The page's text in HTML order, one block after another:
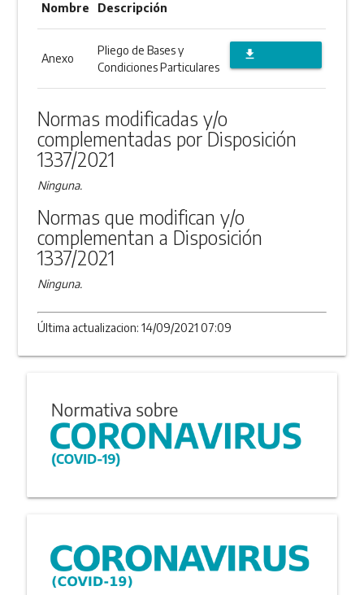
Nombre Descripción
Anexo
Pliego de Bases y
Condiciones Particulares
file_download
Normas modificadas y/o
complementadas por Disposición
1337/2021
Ninguna.
Normas que modifican y/o
complementan a Disposición
1337/2021
Ninguna.
Última actualizacion: 14/09/2021 07:09